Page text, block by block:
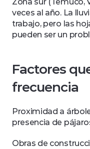
veces al año. La
trabajo, pero las
pueden ser un
Factores
frecuencia
Proximidad a
presencia de
Obras de